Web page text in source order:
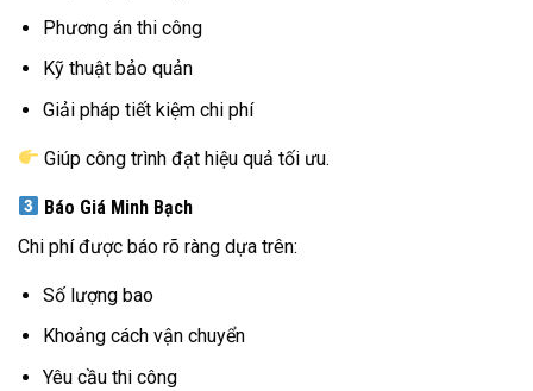
Phương án thi công
Kỹ thuật bảo quản
Giải pháp tiết kiệm chi phí
Giúp công trình đạt hiệu quả tối ưu.
Báo Giá Minh Bạch
Chi phí được báo rõ ràng dựa trên:
Số lượng bao
Khoảng cách vận chuyển
Yêu cầu thi công